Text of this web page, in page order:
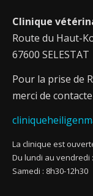
Clinique
Route du Haut-
67600 SELESTAT
Pour la prise de
merci de
La clinique est
Du lundi au vendredi
Samedi : 8h30-12h30